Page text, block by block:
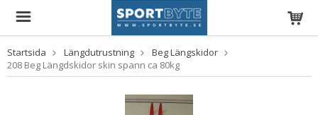
Startsida Längdutrustning
Beg Längskidor
208 Beg Längdskidor skin spann ca 80kg